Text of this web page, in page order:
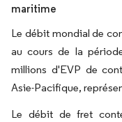
maritime
Le débit mondial de
au cours de la
millions d'EVP de
Asie-Pacifique,
Le débit de fret